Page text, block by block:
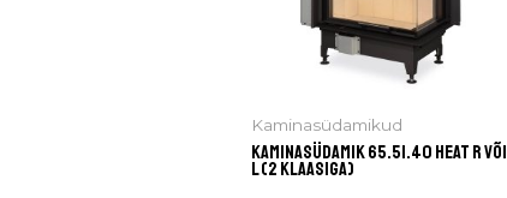
Kaminasüdamikud
Kaminasüdamik 65.51.40 HEAT R või
L (2 klaasiga)